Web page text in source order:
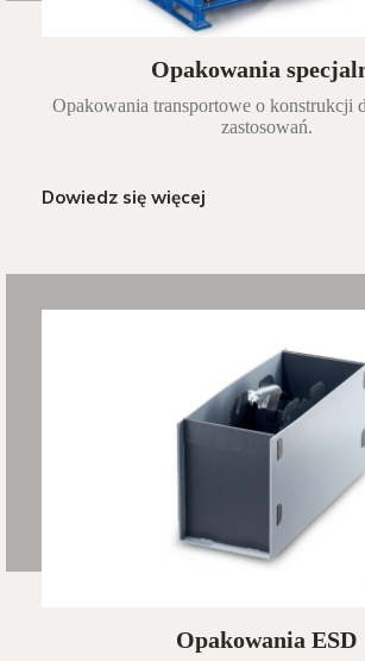
Opakowania
Opakowania transportowe o konstrukcji
zastosowań.
Dowiedz się więcej
Opakowania ESD